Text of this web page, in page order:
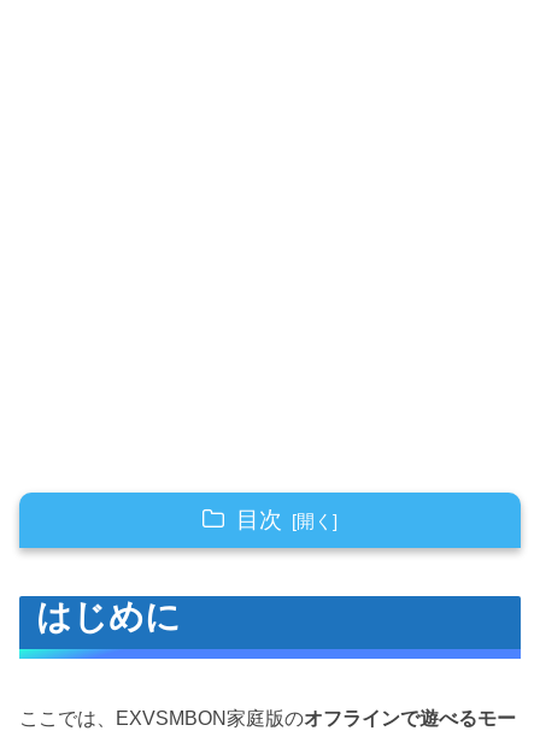
目次
オフラインでできること
マキシブーストミッション
はじめに
ここでは、EXVSMBON家庭版のオフラインで遊べるモー